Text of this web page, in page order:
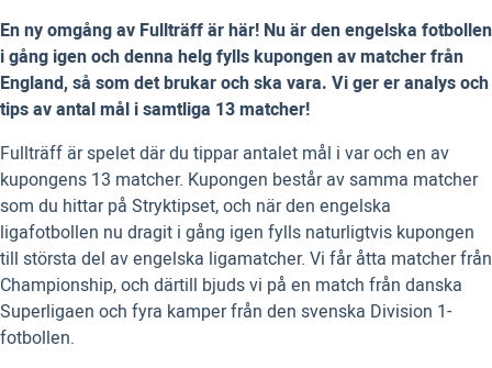
En ny omgång av Fullträff är här! Nu är den engelska fotbollen
i gång igen och denna helg fylls kupongen av matcher från
England, så som det brukar och ska vara. Vi ger er analys och
tips av antal mål i samtliga 13 matcher!
Fullträff är spelet där du tippar antalet mål i var och en av
kupongens 13 matcher. Kupongen består av samma matcher
som du hittar på Stryktipset, och när den engelska
ligafotbollen nu dragit i gång igen fylls naturligtvis kupongen
till största del av engelska ligamatcher. Vi får åtta matcher från
Championship, och därtill bjuds vi på en match från danska
Superligaen och fyra kamper från den svenska Division 1-
fotbollen.